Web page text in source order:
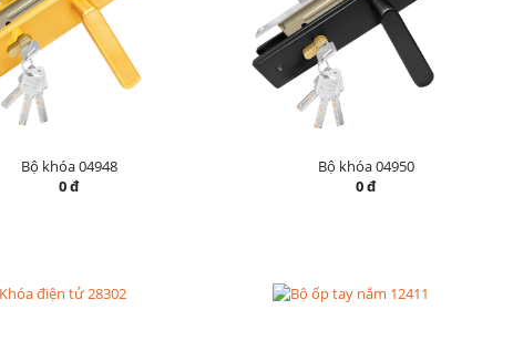
Bộ khóa 04948
0 đ
Bộ khóa 04950
0 đ